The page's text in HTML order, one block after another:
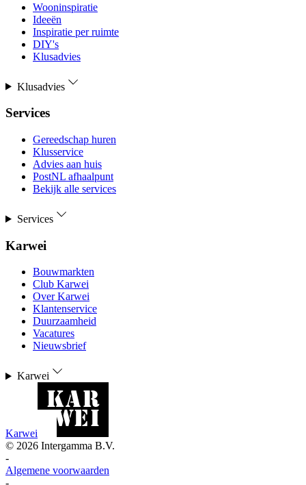
Wooninspiratie
Ideeën
Inspiratie per ruimte
DIY's
Klusadvies
Klusadvies
Services
Gereedschap huren
Klusservice
Advies aan huis
PostNL afhaalpunt
Bekijk alle services
Services
Karwei
Bouwmarkten
Club Karwei
Over Karwei
Klantenservice
Duurzaamheid
Vacatures
Nieuwsbrief
Karwei
Karwei
© 2026 Intergamma B.V.
-
Algemene voorwaarden